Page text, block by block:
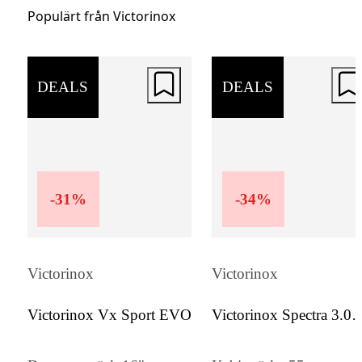
hjulen resan enklare. Handtagen är
bekväm hantering.
För den krävande resenären
kompromissa med vare sig stil eller
hållbarhet. En investering i praktisk och
Populärt från Victorinox
DEALS
-31 %
Victorinox
Victorinox Vx Sport EVO
DEALS
-34%
Victorinox
Victorinox Spectra 3.0